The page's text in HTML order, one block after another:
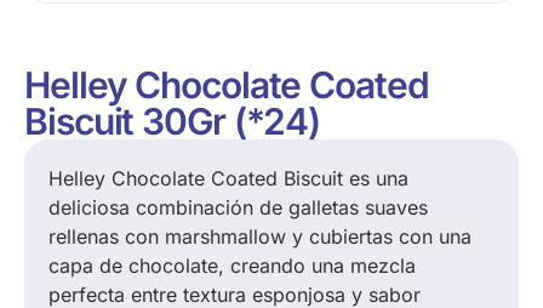
Helley Chocolate Coated
Biscuit 30Gr (*24)
Helley Chocolate Coated Biscuit es una
deliciosa combinación de galletas suaves
rellenas con marshmallow y cubiertas con una
capa de chocolate, creando una mezcla
perfecta entre textura esponjosa y sabor